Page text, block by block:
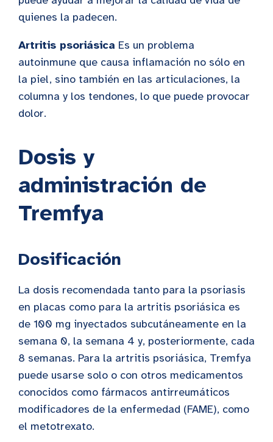
quienes la padecen.
Artritis psoriásica Es un problema
autoinmune que causa inflamación no sólo en
la piel, sino también en las articulaciones, la
columna y los tendones, lo que puede provocar
dolor.
Dosis y
administración de
Tremfya
Dosificación
La dosis recomendada tanto para la psoriasis
en placas como para la artritis psoriásica es
de 100 mg inyectados subcutáneamente en la
semana 0, la semana 4 y, posteriormente, cada
8 semanas. Para la artritis psoriásica, Tremfya
puede usarse solo o con otros medicamentos
conocidos como fármacos antirreumáticos
modificadores de la enfermedad (FAME), como
el metotrexato.